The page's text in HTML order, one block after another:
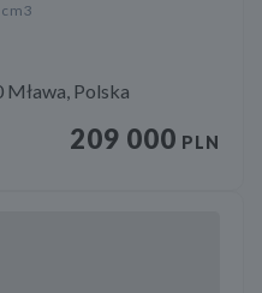
Polska
209 000 PLN